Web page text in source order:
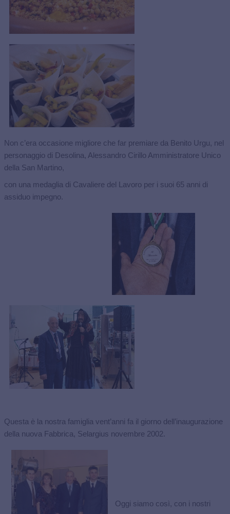
Non c’era occasione migliore che far premiare da Benito Urgu, nel
personaggio di Desolina, Alessandro Cirillo Amministratore Unico
della San Martino,
con una medaglia di Cavaliere del Lavoro per i suoi 65 anni di
assiduo impegno.
Questa è la nostra famiglia vent’anni fa il giorno dell’inaugurazione
della nuova Fabbrica, Selargius novembre 2002.
Oggi siamo così, con i nostri